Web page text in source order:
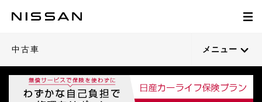
中古車 メニュー
48
閉じる 38
閉じる 59
閉じる 45
閉じる 41
閉じる 37
閉じる 34
閉じる 48
閉じる 36
閉じる 45
閉じる 56
閉じる 55
閉じる 38
閉じる 33
閉じる 54
閉じる 36
閉じる 27
閉じる 49
閉じる 44
閉じる 48
閉じる